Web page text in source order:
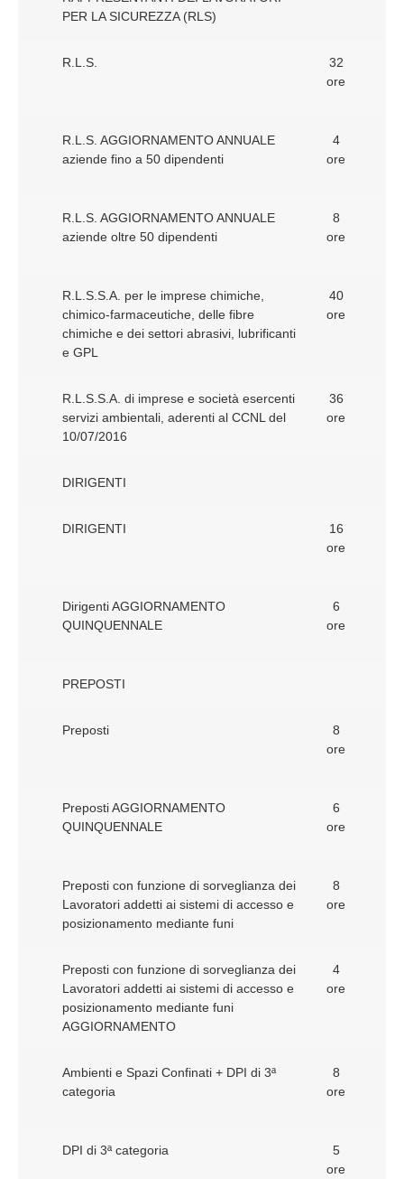
PER LA SICUREZZA (RLS)
R.L.S.
32
ore
R.L.S. AGGIORNAMENTO ANNUALE
aziende fino a 50 dipendenti
4
ore
R.L.S. AGGIORNAMENTO ANNUALE
aziende oltre 50 dipendenti
8
ore
R.L.S.S.A. per le imprese chimiche,
chimico-farmaceutiche, delle fibre
chimiche e dei settori abrasivi, lubrificanti
e GPL
40
ore
R.L.S.S.A. di imprese e società esercenti
servizi ambientali, aderenti al CCNL del
10/07/2016
36
ore
DIRIGENTI
DIRIGENTI
16
ore
Dirigenti AGGIORNAMENTO
QUINQUENNALE
6
ore
PREPOSTI
Preposti
8
ore
Preposti AGGIORNAMENTO
QUINQUENNALE
6
ore
Preposti con funzione di sorveglianza dei
Lavoratori addetti ai sistemi di accesso e
posizionamento mediante funi
8
ore
Preposti con funzione di sorveglianza dei
Lavoratori addetti ai sistemi di accesso e
posizionamento mediante funi
AGGIORNAMENTO
4
ore
Ambienti e Spazi Confinati + DPI di 3ª
categoria
8
ore
DPI di 3ª categoria
5
ore